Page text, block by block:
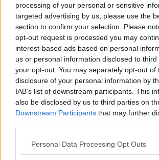
processing of your personal or sensitive
targeted advertising by us, please use the
section to confirm your selection. Please
opt-out request is processed you may
interest-based ads based on personal
us or personal information disclosed to
your opt-out. You may separately opt-out of
disclosure of your personal information by
IAB’s list of downstream participants. This
also be disclosed by us to third parties on
Downstream Participants that may further
Please note that this website/app uses one
Personal Data Processing Opt Outs
Descrizione Baby Parking
Presso la Laguna Bimbi con servizio
babyparking gratuito.
Descrizione Feste
Organizzazione feste di compleanno,
animazione e catering. A richiesta
spettacolo di burattini.